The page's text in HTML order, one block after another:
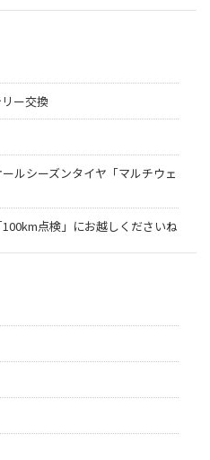
ー交換
ルシーズンタイヤ「マルチウェ
点検」にお越しくださいね